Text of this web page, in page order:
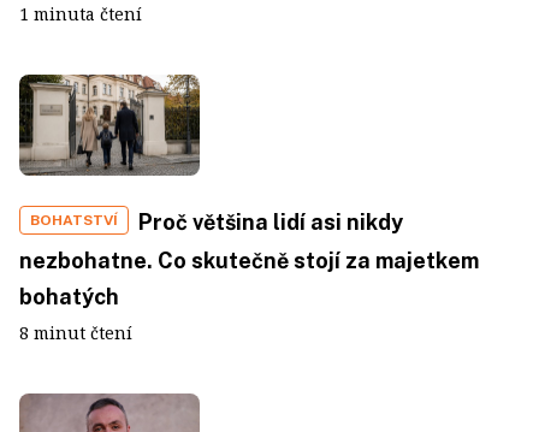
1 minuta čtení
BOHATSTVÍ
Proč většina lidí asi nikdy
nezbohatne. Co skutečně stojí za majetkem
bohatých
8 minut čtení